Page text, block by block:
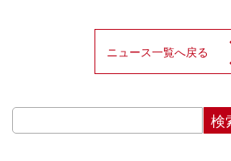
ニュース一覧へ戻る